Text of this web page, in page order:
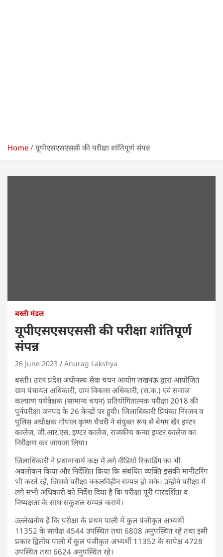
Home यूपीएसएसएससी की परीक्षा शांतिपूर्ण संपन्न
बस्ती मंडल
यूपीएसएसएससी की परीक्षा शांतिपूर्ण
संपन्न
26 June 2023 Anurag Lakshya
बस्ती। उत्तर प्रदेश अधीनस्थ सेवा चयन आयोग लखनऊ द्वारा आयोजित
ग्राम पंचायत अधिकारी, ग्राम विकास अधिकारी, (स.क.) एवं समाज
कल्याण पर्यवेक्षक (सामान्य चयन) प्रतियोगितात्मक परीक्षा 2018 की
पुर्नपरीक्षा जनपद के 26 केन्द्रों पर हुयी। जिलाधिकारी प्रियंका निंरजन व
पुलिस अधीक्षक गोपाल कृष्ण चैधरी ने संयुक्त रूप से बेगम खैर इण्टर
कालेज, जी.आर.एस. इण्टर कालेज, राजकीय कन्या इण्टर कालेज का
निरीक्षण कर जायजा लिया।
जिलाधिकारी ने प्रधानाचार्य कक्ष में लगे वीडियों रिकार्डिंग का भी
अवलोकन किया और निर्देशित किया कि संबंधित व्यक्ति इसकी मानीटरिंग
भी करते रहें, जिससे परीक्षा नकलविहीन सम्पन्न हो सके। उन्होने परीक्षा में
लगे सभी अधिकारी को निर्देश दिया है कि परीक्षा पूरी पारदर्शिता व
निष्पक्षता के साथ सकुशल सम्पन्न करायें।
उल्लेखनीय है कि परीक्षा के प्रथम पाली में कुल पंजीकृत अभ्यर्थी
11352 के सापेक्ष 4544 उपस्थित तथा 6808 अनुपस्थित रहे तथा इसी
प्रकार द्वितीय पाली में कुल पंजीकृत अभ्यर्थी 11352 के सापेक्ष 4728
उपस्थित तथा 6624 अनुपस्थित रहे।